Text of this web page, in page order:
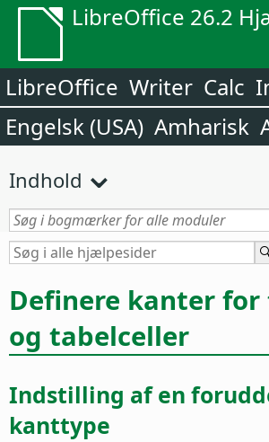
LibreOffice 26.2
LibreOffice Writer Calc
Engelsk (USA) Amharisk
Indhold
Definere kanter
og tabelceller
Indstilling af en
kanttype